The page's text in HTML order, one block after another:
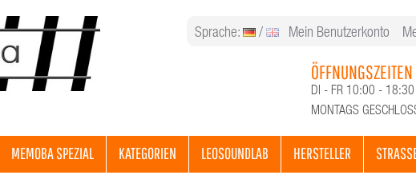
Sprache: / Mein Benutzerkonto
ÖFFNUNGSZEITEN
DI - FR 10:00 -
MONTAGS
MEMOBA SPEZIAL KATEGORIEN LEOSOUNDLAB HERSTELLER